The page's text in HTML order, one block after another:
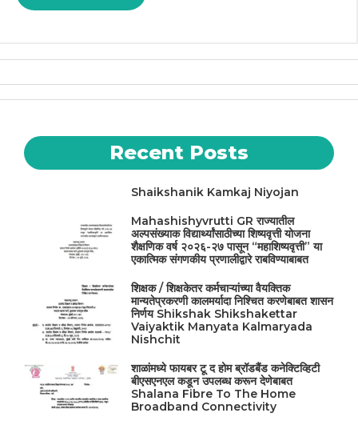
Recent Posts
Shaikshanik Kamkaj Niyojan
Mahashishyvrutti GR राज्यातील
अल्पसंख्याक विद्यार्थ्यांसाठीच्या शिष्यवृत्ती योजना
शैक्षणिक वर्ष २०२६-२७ पासून “महाशिष्यवृत्ती” या
एकात्मिक संगणकीय प्रणालीद्वारे राबविण्याबाबत
शिक्षक / शिक्षकेतर कर्मचाऱ्यांच्या वैयक्तिक
मान्यतेप्रकरणी कालमर्यादा निश्चित करणेबाबत शासन
निर्णय Shikshak Shikshakettar
Vaiyaktik Manyata Kalmaryada
Nishchit
शाळांमध्ये फायबर टू द होम ब्रॉडबैंड कनेक्टिव्हिटी
बीएसएनएल कडून उपलब्ध करून देणेबाबत
Shalana Fibre To The Home
Broadband Connectivity